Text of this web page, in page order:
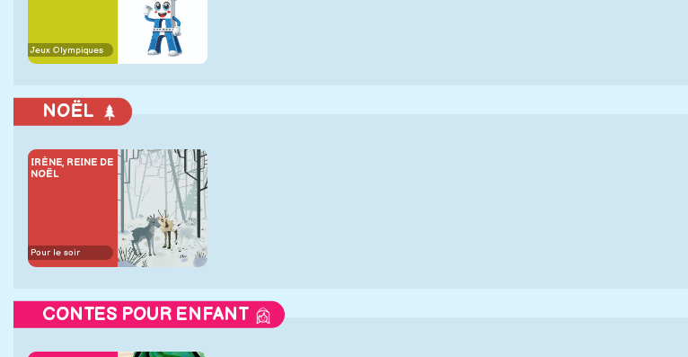
Jeux Olympiques
NOËL
IRÈNE, REINE DE
NOËL
Pour le soir
CONTES POUR ENFANT